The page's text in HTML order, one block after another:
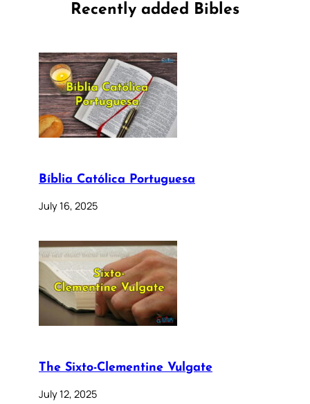
Recently added Bibles
Bíblia Católica Portuguesa
July 16, 2025
The Sixto-Clementine Vulgate
July 12, 2025